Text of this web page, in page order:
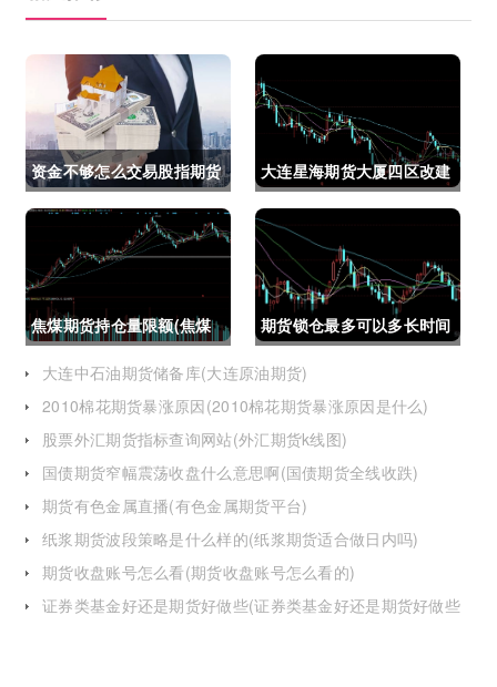
资金不够怎么交易股指期货
(资金不够怎么交易股指期
货呢)
大连星海期货大厦四区改建
(大连星海广场期货大厦)
焦煤期货持仓量限额(焦煤
期货持仓量限额是多少)
期货锁仓最多可以多长时间
(期货锁仓最多可以多长时
间卖出)
大连中石油期货储备库(大连原油期货)
2010棉花期货暴涨原因(2010棉花期货暴涨原因是什么)
股票外汇期货指标查询网站(外汇期货k线图)
国债期货窄幅震荡收盘什么意思啊(国债期货全线收跌)
期货有色金属直播(有色金属期货平台)
纸浆期货波段策略是什么样的(纸浆期货适合做日内吗)
期货收盘账号怎么看(期货收盘账号怎么看的)
证券类基金好还是期货好做些(证券类基金好还是期货好做些